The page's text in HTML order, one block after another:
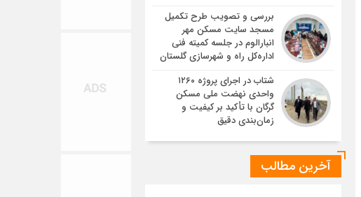
بررسی و تصویب طرح تکمیل
مسجد سایت مسکن مهر
انبارالوم در جلسه کمیته فنی
اداره‌کل راه و شهرسازی گلستان
شتاب در اجرای پروژه ۱۲۶۰
واحدی نهضت ملی مسکن
گرگان با تأکید بر کیفیت و
زمان‌بندی دقیق
آخرین مطالب